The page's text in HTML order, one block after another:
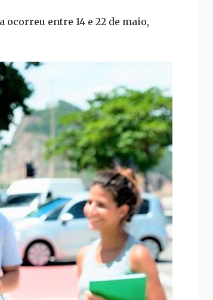
entre 14 e 22 de maio,